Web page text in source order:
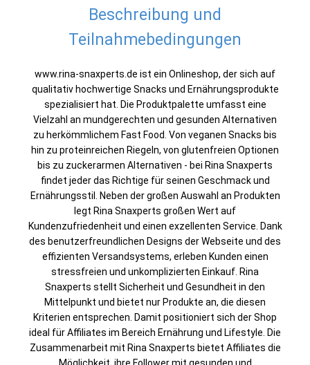
Beschreibung und
Teilnahmebedingungen
www.rina-snaxperts.de ist ein Onlineshop, der sich auf
qualitativ hochwertige Snacks und Ernährungsprodukte
spezialisiert hat. Die Produktpalette umfasst eine
Vielzahl an mundgerechten und gesunden Alternativen
zu herkömmlichem Fast Food. Von veganen Snacks bis
hin zu proteinreichen Riegeln, von glutenfreien Optionen
bis zu zuckerarmen Alternativen - bei Rina Snaxperts
findet jeder das Richtige für seinen Geschmack und
Ernährungsstil. Neben der großen Auswahl an Produkten
legt Rina Snaxperts großen Wert auf
Kundenzufriedenheit und einen exzellenten Service. Dank
des benutzerfreundlichen Designs der Webseite und des
effizienten Versandsystems, erleben Kunden einen
stressfreien und unkomplizierten Einkauf. Rina
Snaxperts stellt Sicherheit und Gesundheit in den
Mittelpunkt und bietet nur Produkte an, die diesen
Kriterien entsprechen. Damit positioniert sich der Shop
ideal für Affiliates im Bereich Ernährung und Lifestyle. Die
Zusammenarbeit mit Rina Snaxperts bietet Affiliates die